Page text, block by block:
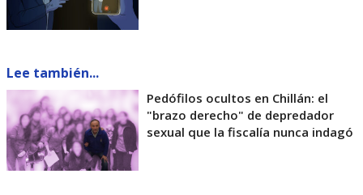
Lee también...
Pedófilos ocultos en Chillán: el
"brazo derecho" de depredador
sexual que la fiscalía nunca indagó